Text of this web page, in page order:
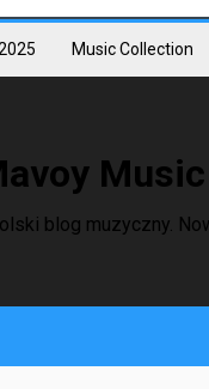
Music Collection
blog muzyczny.